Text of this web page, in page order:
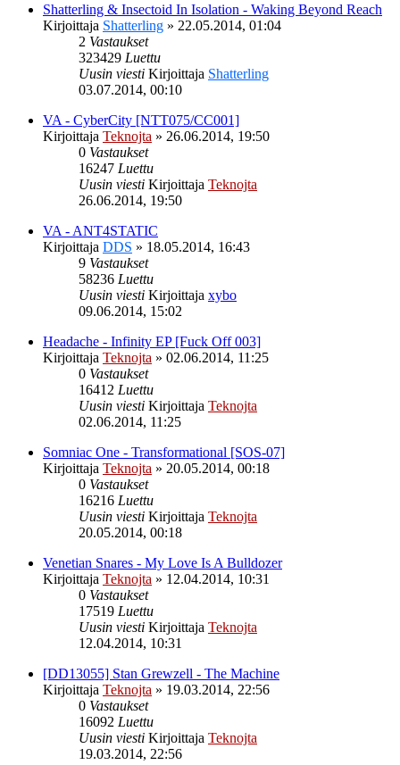
Shatterling & Insectoid In Isolation - Waking Beyond Reach
Kirjoittaja Shatterling » 22.05.2014, 01:04
2 Vastaukset
323429 Luettu
Uusin viesti Kirjoittaja Shatterling
03.07.2014, 00:10
VA - CyberCity [NTT075/CC001]
Kirjoittaja Teknojta » 26.06.2014, 19:50
0 Vastaukset
16247 Luettu
Uusin viesti Kirjoittaja Teknojta
26.06.2014, 19:50
VA - ANT4STATIC
Kirjoittaja DDS » 18.05.2014, 16:43
9 Vastaukset
58236 Luettu
Uusin viesti Kirjoittaja xybo
09.06.2014, 15:02
Headache - Infinity EP [Fuck Off 003]
Kirjoittaja Teknojta » 02.06.2014, 11:25
0 Vastaukset
16412 Luettu
Uusin viesti Kirjoittaja Teknojta
02.06.2014, 11:25
Somniac One - Transformational [SOS-07]
Kirjoittaja Teknojta » 20.05.2014, 00:18
0 Vastaukset
16216 Luettu
Uusin viesti Kirjoittaja Teknojta
20.05.2014, 00:18
Venetian Snares - My Love Is A Bulldozer
Kirjoittaja Teknojta » 12.04.2014, 10:31
0 Vastaukset
17519 Luettu
Uusin viesti Kirjoittaja Teknojta
12.04.2014, 10:31
[DD13055] Stan Grewzell - The Machine
Kirjoittaja Teknojta » 19.03.2014, 22:56
0 Vastaukset
16092 Luettu
Uusin viesti Kirjoittaja Teknojta
19.03.2014, 22:56